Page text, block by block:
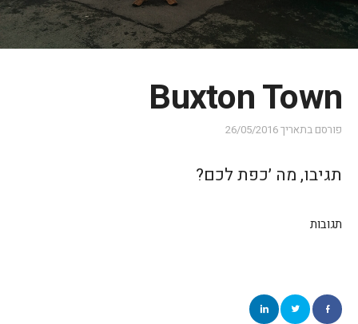
Buxton Town
פורסם בתאריך26/05/2016
תגיבו, מה ׳כפת לכם?
תגובות